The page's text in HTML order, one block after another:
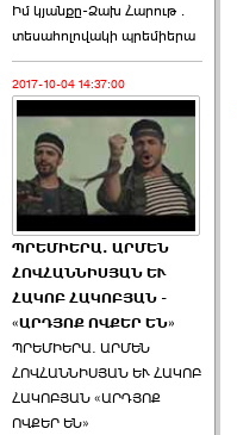
Իմ կյանքը-Ձախ Հարnւթ․
տեuաhnլnվակի պրեմիերա
2017-10-04 14:37:00
ՊՐԵՄԻԵՐԱ. ԱՐՄԵՆ
ՀՈՎՀԱՆՆԻՍՅԱՆ ԵՒ
ՀԱԿՈԲ ՀԱԿՈԲՅԱՆ -
«ԱՐԴՅՈՔ ՈՎՔԵՐ ԵՆ»
ՊՐԵՄԻԵՐԱ. ԱՐՄԵՆ
ՀՈՎՀԱՆՆԻՍՅԱՆ ԵՒ ՀԱԿՈԲ
ՀԱԿՈԲՅԱՆ «ԱՐԴՅՈՔ
ՈՎՔԵՐ ԵՆ»